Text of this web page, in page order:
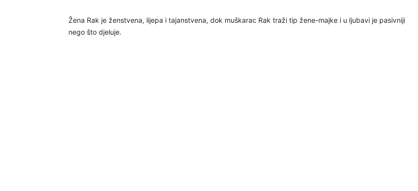
Žena Rak je ženstvena, lijepa i tajanstvena, dok muškarac Rak traži tip žene-majke i u ljubavi je pasivniji
nego što djeluje.